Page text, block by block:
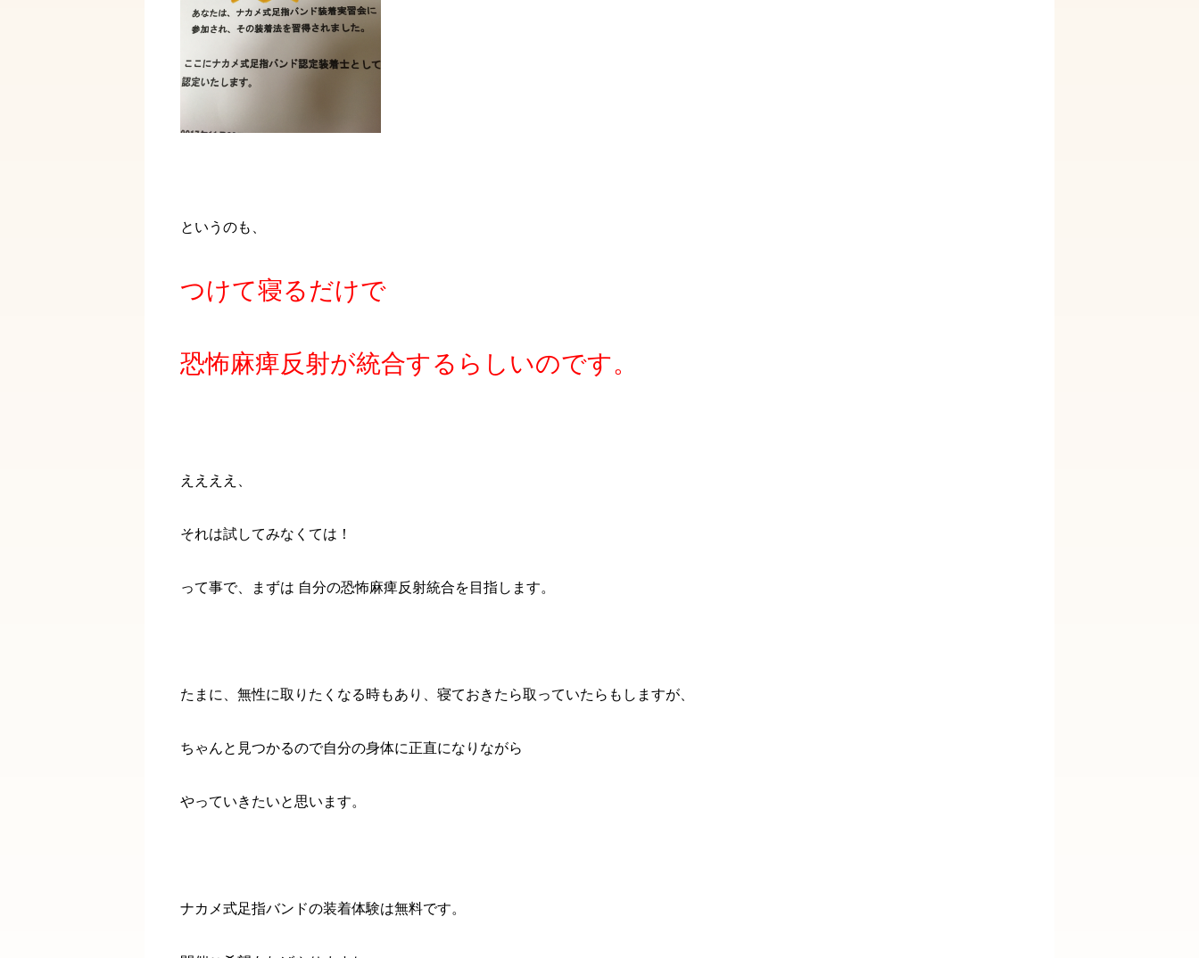
というのも、
つけて寝るだけで
恐怖麻痺反射が統合するらしいのです。
ええええ、
それは試してみなくては！
って事で、まずは 自分の恐怖麻痺反射統合を目指します。
たまに、無性に取りたくなる時もあり、寝ておきたら取っていたらもしますが、
ちゃんと見つかるので自分の身体に正直になりながら
やっていきたいと思います。
ナカメ式足指バンドの装着体験は無料です。